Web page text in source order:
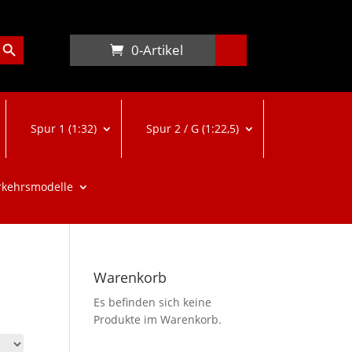
Button
0-Artikel
Spur 1 (1:32) Spur 2 / G (1:22,5)
Warenkorb
Es befinden sich keine
Produkte im Warenkorb.